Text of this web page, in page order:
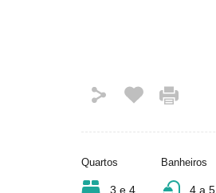
Quartos
3 e 4
Banheiros
4 a 5